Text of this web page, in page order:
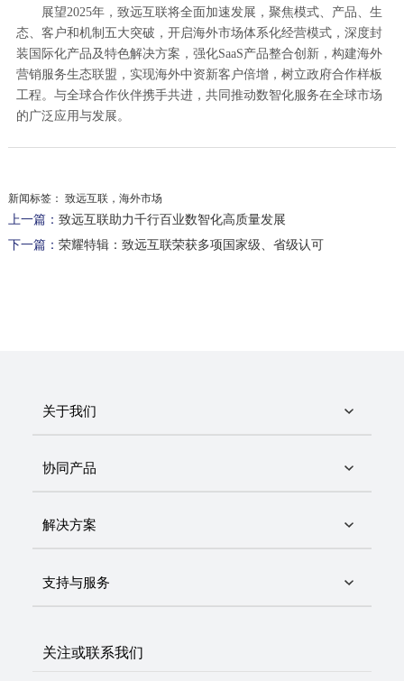
展望2025年，致远互联将全面加速发展，聚焦模式、产品、生
态、客户和机制五大突破，开启海外市场体系化经营模式，深度封
装国际化产品及特色解决方案，强化SaaS产品整合创新，构建海外
营销服务生态联盟，实现海外中资新客户倍增，树立政府合作样板
工程。与全球合作伙伴携手共进，共同推动数智化服务在全球市场
的广泛应用与发展。
新闻标签： 致远互联，海外市场
上一篇： 致远互联助力千行百业数智化高质量发展
下一篇： 荣耀特辑：致远互联荣获多项国家级、省级认可
关于我们
协同产品
解决方案
支持与服务
关注或联系我们